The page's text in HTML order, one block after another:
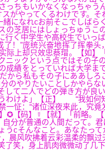
っちもいかなくなっちゃ
がやってくるわけです。
になれcお前そこでしば
芝居にはしょっちゅう
行く中学生や高校生でい
！”庞统兴奋地挥了挥拳
际上却只效忠蔡瑁。【如
ックという点ではその
成績をとっていれば大学
から私もその子にああし
のやりたいことしかやら
て二人でどの弾き方が
わけよ」【正】 “我如何
怔：“诸位深夜来此，究
✪【码】☿【就】「前略
分が普通の人間だって。
うcそんなこと。あなたっ
吹拂着云彩温柔的飘过
笑，身上肌肉微微动了